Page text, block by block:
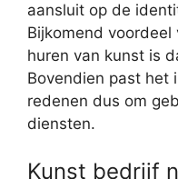
aansluit op de
Bijkomend
huren van kunst is
Bovendien past het
redenen dus om
diensten.
Kunst bedrijf